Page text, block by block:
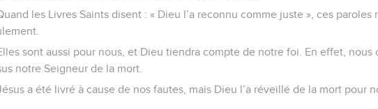
les Livres Saints disent : « Dieu l’a reconnu comme juste », ces paroles
sont aussi pour nous, et Dieu tiendra compte de notre foi. En effet,
notre Seigneur de la mort.
a été livré à cause de nos fautes, mais Dieu l’a réveillé de la mort pour